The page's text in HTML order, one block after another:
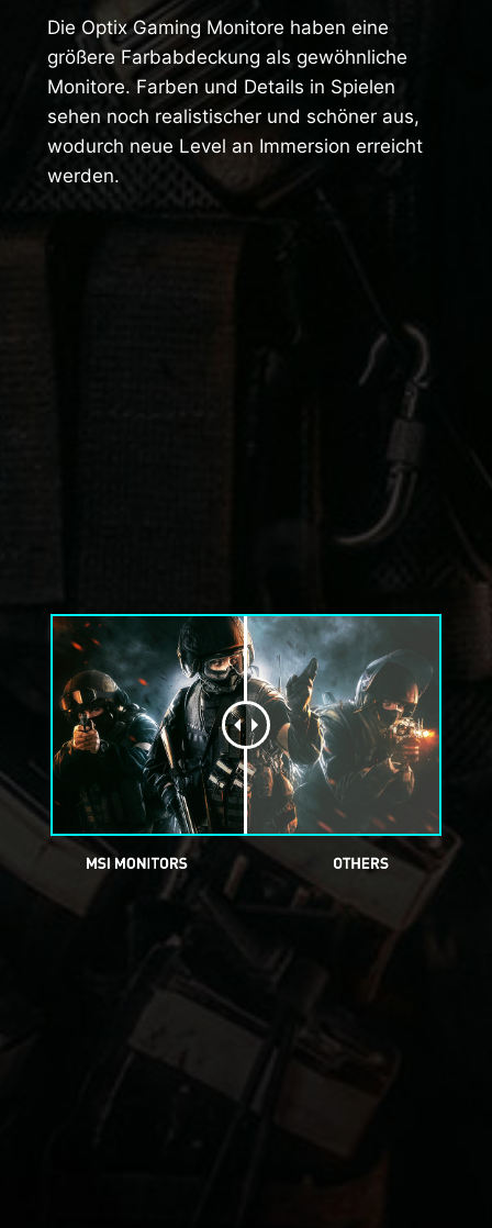
Die Optix Gaming Monitore haben eine
größere Farbabdeckung als gewöhnliche
Monitore. Farben und Details in Spielen
sehen noch realistischer und schöner aus,
wodurch neue Level an Immersion erreicht
werden.